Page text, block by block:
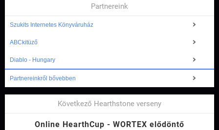
Partnereink
Szukits Internetes Könyváruház
ABCkitüző
Diablo - Hungary
Partnereinkről bővebben
Következő Hearthstone verseny
Online HearthCup - WORTEX elődöntő